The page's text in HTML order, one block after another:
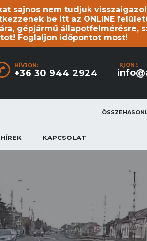
sajnos nem tudjuk
be itt az ONLINE
gépjármű állapotfelmérésre,
Foglaljon időpontot most!
ÍRJON!:
HÍVJON:
+36 30 944 2924
HÍREK KAPCSOLAT